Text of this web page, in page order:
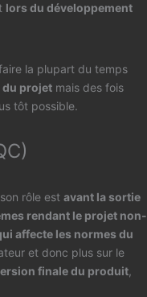
lors du développement
la plupart du temps
du projet mais des fois
tôt possible.
rôle est avant la sortie
rendant le projet non-
affecte les normes du
et donc plus sur le
finale du produit,